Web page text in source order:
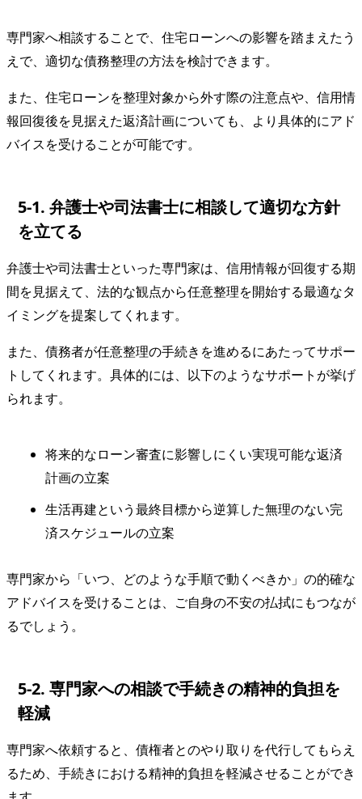
専門家へ相談することで、住宅ローンへの影響を踏まえたう
えで、適切な債務整理の方法を検討できます。
また、住宅ローンを整理対象から外す際の注意点や、信用情
報回復後を見据えた返済計画についても、より具体的にアド
バイスを受けることが可能です。
5-1. 弁護士や司法書士に相談して適切な方針
を立てる
弁護士や司法書士といった専門家は、信用情報が回復する期
間を見据えて、法的な観点から任意整理を開始する最適なタ
イミングを提案してくれます。
また、債務者が任意整理の手続きを進めるにあたってサポー
トしてくれます。具体的には、以下のようなサポートが挙げ
られます。
将来的なローン審査に影響しにくい実現可能な返済
計画の立案
生活再建という最終目標から逆算した無理のない完
済スケジュールの立案
専門家から「いつ、どのような手順で動くべきか」の的確な
アドバイスを受けることは、ご自身の不安の払拭にもつなが
るでしょう。
5-2. 専門家への相談で手続きの精神的負担を
軽減
専門家へ依頼すると、債権者とのやり取りを代行してもらえ
るため、手続きにおける精神的負担を軽減させることができ